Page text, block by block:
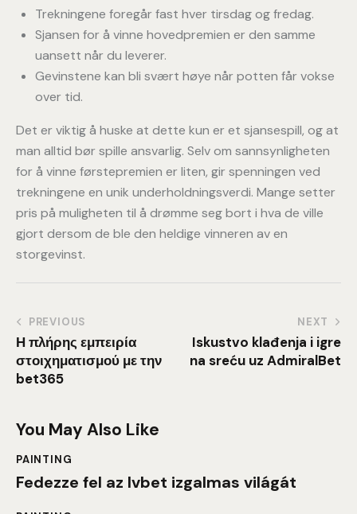
Trekningene foregår fast hver tirsdag og fredag.
Sjansen for å vinne hovedpremien er den samme
uansett når du leverer.
Gevinstene kan bli svært høye når potten får vokse
over tid.
Det er viktig å huske at dette kun er et sjansespill, og at
man alltid bør spille ansvarlig. Selv om sannsynligheten
for å vinne førstepremien er liten, gir spenningen ved
trekningene en unik underholdningsverdi. Mange setter
pris på muligheten til å drømme seg bort i hva de ville
gjort dersom de ble den heldige vinneren av en
storgevinst.
Post
navigation
PREVIOUS
Η πλήρης εμπειρία
στοιχηματισμού με την
bet365
NEXT
Iskustvo klađenja i igre
na sreću uz AdmiralBet
You May Also Like
PAINTING
Fedezze fel az lvbet izgalmas világát